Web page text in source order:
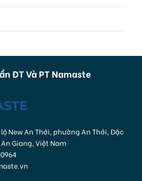
ĐT Và PT Namaste
New An Thới, phường An Thới, Đặc
Giang, Việt Nam